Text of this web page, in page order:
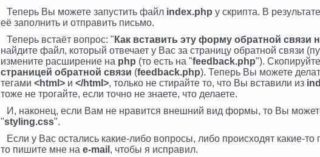
Теперь Вы можете запустить файл index.php у скрипта. В
её заполнить и отправить письмо.
Теперь встаёт вопрос: " Как вставить эту форму обратной связи
найдите файл, который отвечает у Вас за страницу обратной связи
измените расширение на php (то есть на "feedback.php").
страницей обратной связи (feedback.php). Теперь Вы можете
тегами <html> и </html>, только не стирайте то, что Вы вставили из
тоже не трогайте, если точно не знаете, что делаете.
И, наконец, если Вам не нравится внешний вид формы, то Вы
"styling.css".
Если у Вас остались какие-либо вопросы, либо происходят какие-то
то пишите мне на e-mail , чтобы я исправил.